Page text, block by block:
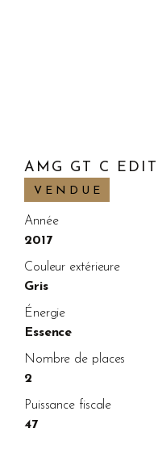
AMG GT C
VENDUE
Année
2017
Couleur extérieure
Gris
Énergie
Essence
Nombre de places
2
Puissance fiscale
47